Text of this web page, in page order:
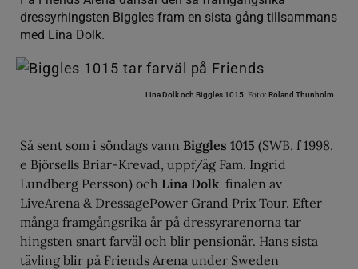
dressyrhingsten Biggles fram en sista gång tillsammans
med Lina Dolk.
Lina Dolk och Biggles 1015. Foto: Roland Thunholm
Så sent som i söndags vann Biggles 1015 (SWB, f 1998,
e Björsells Briar-Krevad, uppf/äg Fam. Ingrid
Lundberg Persson) och Lina Dolk finalen av
LiveArena & DressagePower Grand Prix Tour. Efter
många framgångsrika år på dressyrarenorna tar
hingsten snart farväl och blir pensionär. Hans sista
tävling blir på Friends Arena under Sweden